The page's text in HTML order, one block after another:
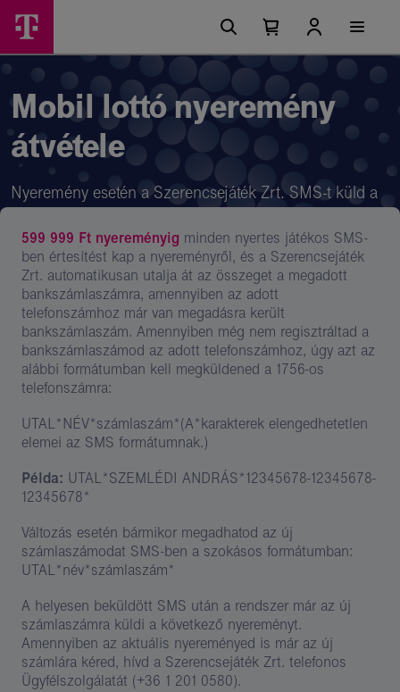
Mobil
lottó
átvétele
Főmenü
lehetőségek
Kosárban
Kosár
Mobil lottó nyeremény
átvétele
Nyeremény esetén a Szerencsejáték Zrt. SMS-t küld a
nyertes fogadást megjátszó telefonszámra:
599 999 Ft nyereményig minden nyertes játékos SMS-
ben értesítést kap a nyereményről, és a Szerencsejáték
Zrt. automatikusan utalja át az összeget a megadott
bankszámlaszámra, amennyiben az adott
telefonszámhoz már van megadásra került
bankszámlaszám. Amennyiben még nem regisztráltad a
bankszámlaszámod az adott telefonszámhoz, úgy azt az
alábbi formátumban kell megküldened a 1756-os
telefonszámra:
UTAL*NÉV*számlaszám*(A*karakterek elengedhetetlen
elemei az SMS formátumnak.)
Példa: UTAL*SZEMLÉDI ANDRÁS*12345678-12345678-
12345678*
Változás esetén bármikor megadhatod az új
számlaszámodat SMS-ben a szokásos formátumban:
UTAL*név*számlaszám*
A helyesen beküldött SMS után a rendszer már az új
számlaszámra küldi a következő nyereményt.
Amennyiben az aktuális nyereményed is már az új
számlára kéred, hívd a Szerencsejáték Zrt. telefonos
Ügyfélszolgálatát (+36 1 201 0580).